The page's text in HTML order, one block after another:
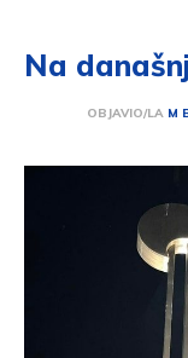
Na
OBJAVIO/LA M